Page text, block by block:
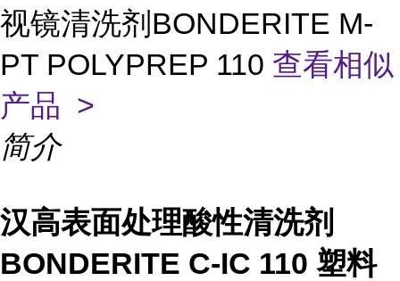
视镜清洗剂BONDERITE M-
PT POLYPREP 110 查看相似
产品 >
简介
汉高表面处理酸性清洗剂
BONDERITE C-IC 110 塑料